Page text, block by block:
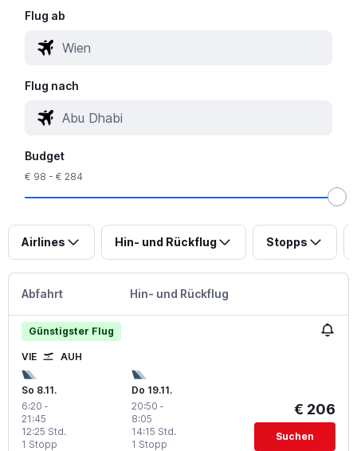
Flug ab
Flug nach
Budget
€ 98 - € 284
Airlines Hin- und Rückflug Stopps
Abfahrt Hin- und Rückflug
Günstigster Flug
VIE AUH
So 8.11.
6:20 -
21:45
1 Stopp
12:25 Std.
Do 19.11.
20:50 -
8:05
1 Stopp
14:15 Std.
€ 206
Suchen